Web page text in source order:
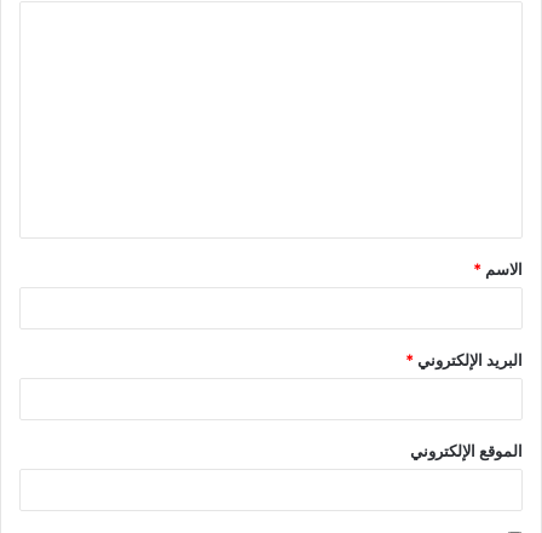
ق
*
الاسم *
البريد الإلكتروني*
الموقع الإلكتروني